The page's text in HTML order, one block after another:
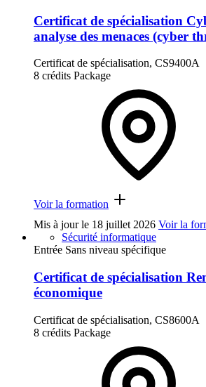
Certificat de spécialisation
analyse des menaces (cyber
Certificat de spécialisation, CS9400A
8 crédits Package
Voir la formation
Mis à jour le 18 juillet 2026 Voir la
Sécurité informatique
Entrée Sans niveau spécifique
Certificat de spécialisation
économique
Certificat de spécialisation, CS8600A
8 crédits Package